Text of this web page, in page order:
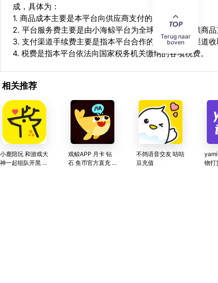
成，具体为：
1. 商品成本主要是本平台向供应商支付的采购成本；
2. 平台服务费主要是由小海鲸平台为全球华人用户提供商
3. 支付渠道手续费主要是指本平台合作的第三方支付渠道
4. 税费是指本平台依法向国家税务机关缴纳的各项税费。
相关推荐
小鹿陪玩 和游戏大
神一起组队开黑 虎
戏鲸APP 月卡 钻
石 鱼币官方直充 P
不鸽语音交友 咕咕
豆充值
物打
Terug naar
boven